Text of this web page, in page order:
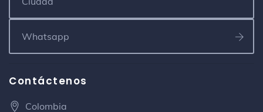
Contáctenos
Colombia